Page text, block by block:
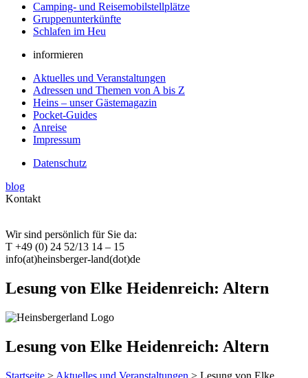
Camping- und Reisemobilstellplätze
Gruppenunterkünfte
Schlafen im Heu
informieren
Aktuelles und Veranstaltungen
Adressen und Themen von A bis Z
Heins – unser Gästemagazin
Pocket-Guides
Anreise
Impressum
Datenschutz
blog
Kontakt
Wir sind persönlich für Sie da:
T +49 (0) 24 52/13 14 – 15
info(at)heinsberger-land(dot)de
Lesung von Elke Heidenreich: Altern
Lesung von Elke Heidenreich: Altern
Startseite > Aktuelles und Veranstaltungen > Lesung von Elke